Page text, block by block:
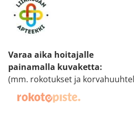
Varaa aika hoitajalle
painamalla kuvaketta:
(mm. rokotukset ja